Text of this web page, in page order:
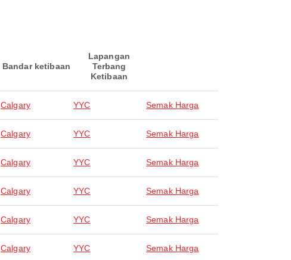
Bandar ketibaan
Lapangan
Terbang
Ketibaan
Calgary YYC Semak Harga
Calgary YYC Semak Harga
Calgary YYC Semak Harga
Calgary YYC Semak Harga
Calgary YYC Semak Harga
Calgary YYC Semak Harga